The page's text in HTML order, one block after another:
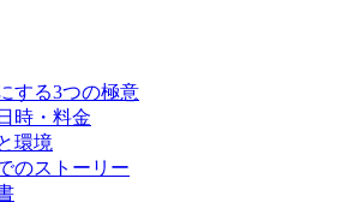
する3つの極意
時・料金
環境
のストーリー